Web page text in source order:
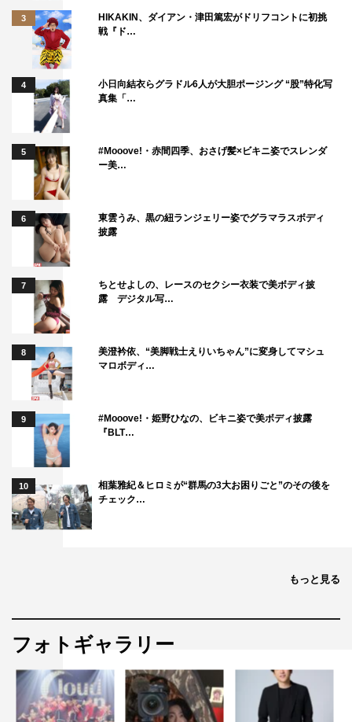
アンミカ いとうあさこ
ラランド 土屋アンナ
田中卓志
高橋メアリージュン
3
HIKAKIN、ダイアン・津田篤宏がドリフコントに初挑
戦『ド…
4
小日向結衣らグラドル6人が大胆ポージング “股”特化写
真集「…
5
#Mooove!・赤間四季、おさげ髪×ビキニ姿でスレンダ
ー美…
6
東雲うみ、黒の紐ランジェリー姿でグラマラスボディ
披露
7
ちとせよしの、レースのセクシー衣装で美ボディ披
露 デジタル写…
8
美澄衿依、“美脚戦士えりいちゃん”に変身してマシュ
マロボディ…
9
#Mooove!・姫野ひなの、ビキニ姿で美ボディ披露
『BLT…
10
相葉雅紀＆ヒロミが“群馬の3大お困りごと”のその後を
チェック…
もっと見る
フォトギャラリー